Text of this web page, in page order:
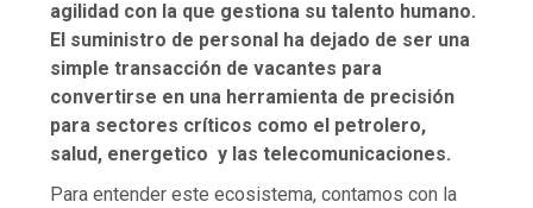
agilidad con la que gestiona su talento humano.
El suministro de personal ha dejado de ser una
simple transacción de vacantes para
convertirse en una herramienta de precisión
para sectores críticos como el petrolero,
salud, energetico y las telecomunicaciones.
Para entender este ecosistema, contamos con la